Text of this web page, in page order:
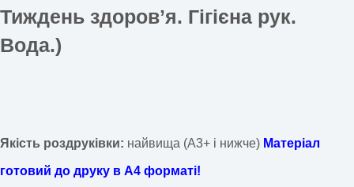
Тиждень здоровʼя. Гігієна рук.
Вода.)
Якість роздруківки: найвища (А3+ і нижче) Матеріал
готовий до друку в А4 форматі!